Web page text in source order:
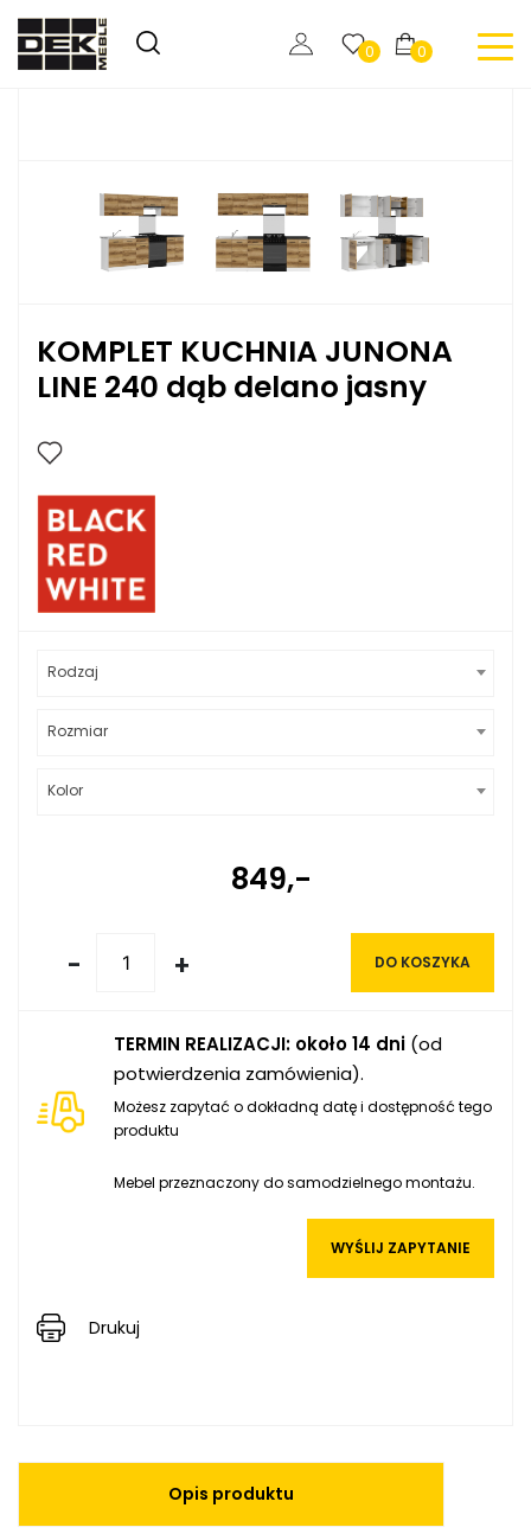
0 0
KOMPLET KUCHNIA JUNONA
LINE 240 dąb delano jasny
Rodzaj
Rozmiar
Kolor
849,-
- + DO KOSZYKA
TERMIN REALIZACJI: około 14 dni (od
potwierdzenia zamówienia).
Możesz zapytać o dokładną datę i dostępność tego
produktu
Mebel przeznaczony do samodzielnego montażu.
WYŚLIJ ZAPYTANIE
Drukuj
Opis produktu